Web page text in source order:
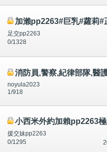
加瀨pp2263#巨乳#蘿莉#正妹#
足交pp2263
0/1328
消防員,警察,紀律部隊,醫護,演員藉口很快犧牲,所以需
noyula2023
1/918
小西米外約加賴pp2263極品中的極品3P母女檔
援交妹pp2263
0/1295